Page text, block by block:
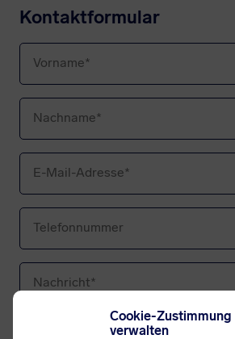
Cookie-Zustimmung
verwalten
Kontaktformular